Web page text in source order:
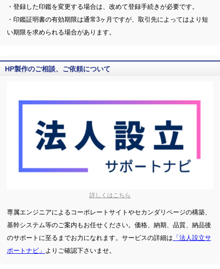
・登録した印鑑を変更する場合は、改めて登録手続きが必要です。
・印鑑証明書の有効期限は通常3ヶ月ですが、取引先によってはより短
い期限を求められる場合があります。
HP製作のご相談、ご依頼について
詳しくはこちら
専属エンジニアによるコーポレートサイトやセカンダリページの構築、
基幹システム等のご案内もお任せください。価格、納期、品質、納品後
のサポートに至るまでお力になれます。サービスの詳細は 「法人設立サ
ポートナビ」 よりご確認下さいませ。